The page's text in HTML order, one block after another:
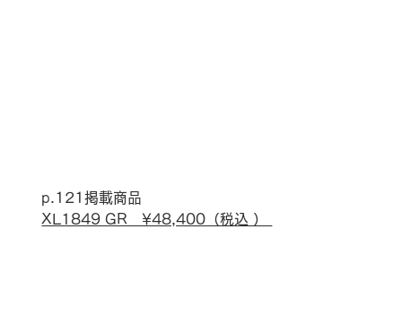
p.121掲載商品
XL1849 GR　¥48,400（税込 ）